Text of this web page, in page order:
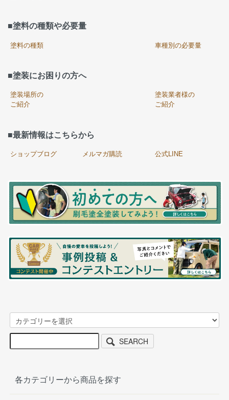
■塗料の種類や必要量
塗料の種類 車種別の必要量
■塗装にお困りの方へ
塗装場所の
ご紹介
塗装業者様の
ご紹介
■最新情報はこちらから
ショップブログ メルマガ購読 公式LINE
SEARCH
各カテゴリーから商品を探す